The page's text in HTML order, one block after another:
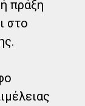
πράξη
στο